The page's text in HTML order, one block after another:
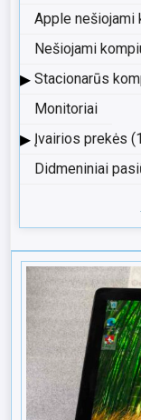
Apple nešiojami
Nešiojami
▸ Stacionarūs
Monitoriai
▸ Įvairios prekės
Didmeniniai